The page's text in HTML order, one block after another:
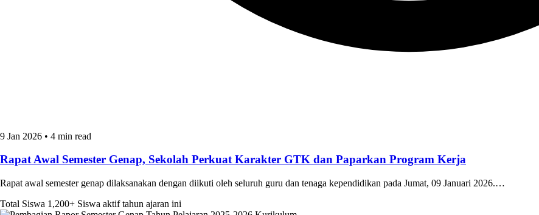
9 Jan 2026 • 4 min read
Rapat Awal Semester Genap, Sekolah Perkuat Karakter GTK dan Paparkan Program Kerja
Rapat awal semester genap dilaksanakan dengan diikuti oleh seluruh guru dan tenaga kependidikan pada Jumat, 09 Januari 2026.…
Total Siswa 1,200+ Siswa aktif tahun ajaran ini